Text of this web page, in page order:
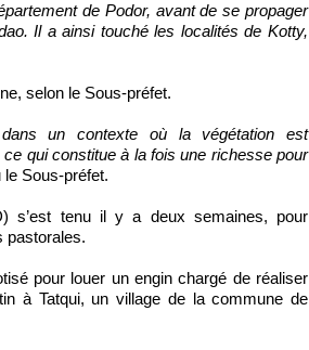
de Podor, avant de se propager
Il a ainsi touché les localités de Kotty,
selon le Sous-préfet.
un contexte où la végétation est
qui constitue à la fois une richesse pour
le Sous-préfet.
s’est tenu il y a deux semaines, pour
pastorales.
pour louer un engin chargé de réaliser
à Tatqui, un village de la commune de